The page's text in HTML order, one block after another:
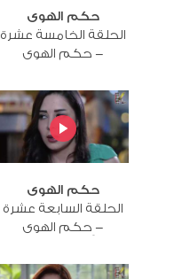
حكم الهوى
الحلقة الخامسة عشرة
- حكم الهوى
حكم الهوى
الحلقة السابعة عشرة
- ِحكم الهوى